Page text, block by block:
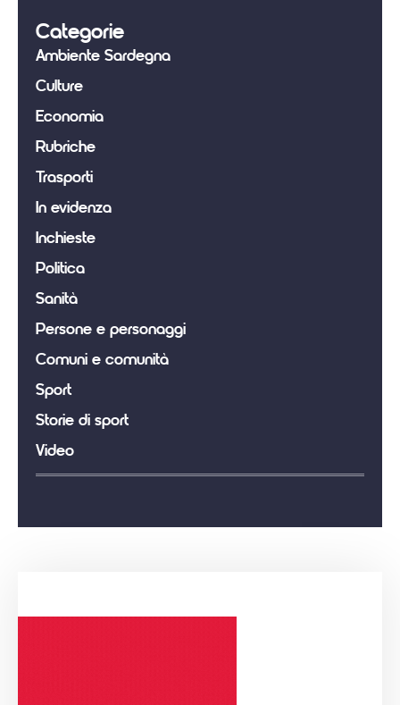
Categorie
Ambiente Sardegna
Culture
Economia
Rubriche
Trasporti
In evidenza
Inchieste
Politica
Sanità
Persone e personaggi
Comuni e comunità
Sport
Storie di sport
Video